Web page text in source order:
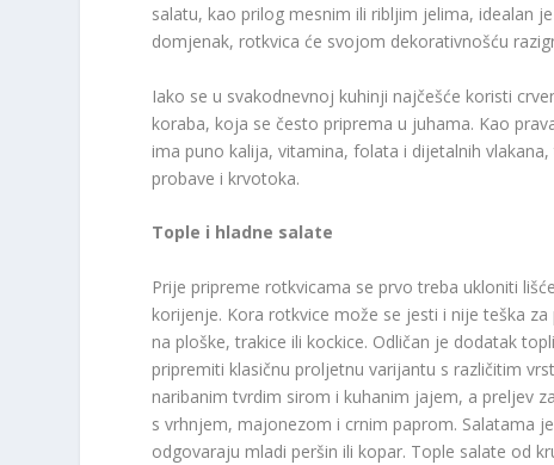
salatu, kao prilog mesnim ili ribljim jelima, idealan
domjenak, rotkvica će svojom dekorativnošću
Iako se u svakodnevnoj kuhinji najčešće koristi
koraba, koja se često priprema u juhama. Kao
ima puno kalija, vitamina, folata i dijetalnih
probave i krvotoka.
Tople i hladne salate
Prije pripreme rotkvicama se prvo treba ukloniti
korijenje. Kora rotkvice može se jesti i nije teška
na ploške, trakice ili kockice. Odličan je dodatak
pripremiti klasičnu proljetnu varijantu s različitim
naribanim tvrdim sirom i kuhanim jajem, a preljev
s vrhnjem, majonezom i crnim paprom. Salatama
odgovaraju mladi peršin ili kopar. Tople salate od